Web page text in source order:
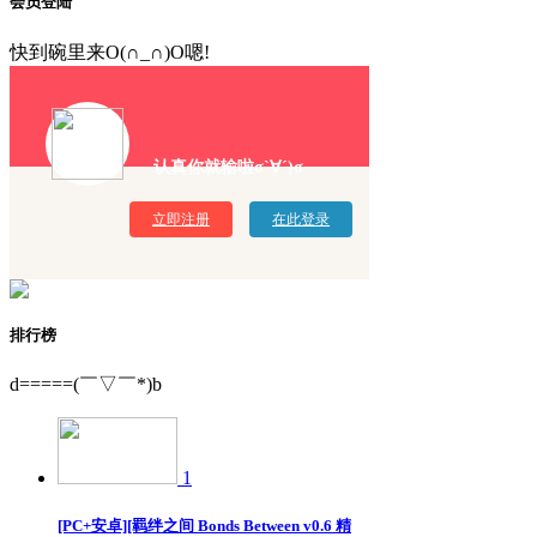
快到碗里来O(∩_∩)O嗯!
认真你就输啦σ`∀´)σ
立即注册 在此登录
排行榜
d=====(￣▽￣*)b
1
[PC+安卓][羁绊之间 Bonds Between v0.6 精